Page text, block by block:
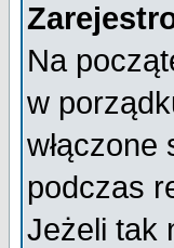
Na
w
włączone
podczas
Jeżeli tak